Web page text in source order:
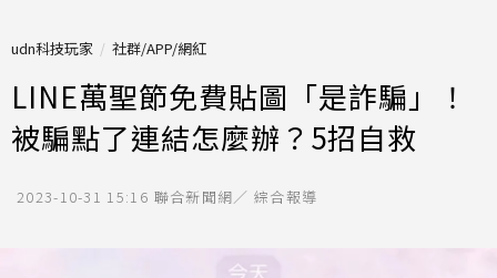
udn科技玩家 社群/APP/網紅
LINE萬聖節免費貼圖「是詐騙」！
被騙點了連結怎麼辦？5招自救
2023-10-31 15:16 聯合新聞網／ 綜合報導